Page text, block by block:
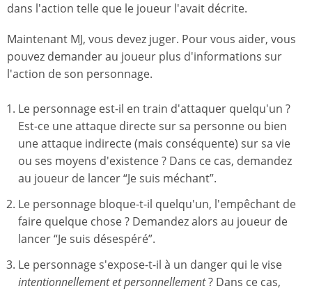
dans l'action telle que le joueur l'avait décrite.
Maintenant MJ, vous devez juger. Pour vous aider, vous
pouvez demander au joueur plus d'informations sur
l'action de son personnage.
Le personnage est-il en train d'attaquer quelqu'un ?
Est-ce une attaque directe sur sa personne ou bien
une attaque indirecte (mais conséquente) sur sa vie
ou ses moyens d'existence ? Dans ce cas, demandez
au joueur de lancer “Je suis méchant”.
Le personnage bloque-t-il quelqu'un, l'empêchant de
faire quelque chose ? Demandez alors au joueur de
lancer “Je suis désespéré”.
Le personnage s'expose-t-il à un danger qui le vise
intentionnellement et personnellement? Dans ce cas,